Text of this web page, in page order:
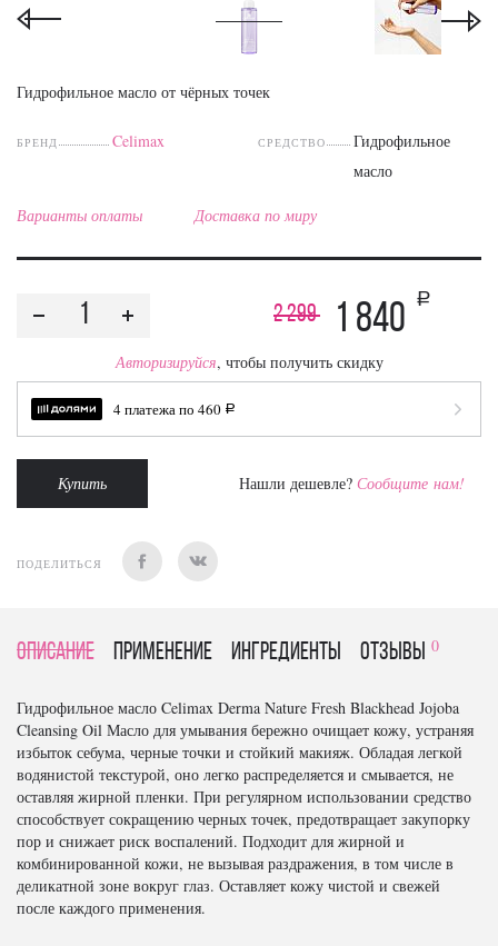
Гидрофильное масло от чёрных точек
БРЕНД Celimax СРЕДСТВО
Гидрофильное
масло
Варианты оплаты Доставка по миру
2 299 1 840
a
Авторизируйся, чтобы получить скидку
4 платежа по 460 a
Купить Нашли дешевле? Сообщите нам!
ПОДЕЛИТЬСЯ
Описание Применение Ингредиенты отзывы 0
Гидрофильное масло Celimax Derma Nature Fresh Blackhead Jojoba
Cleansing Oil Масло для умывания бережно очищает кожу, устраняя
избыток себума, черные точки и стойкий макияж. Обладая легкой
водянистой текстурой, оно легко распределяется и смывается, не
оставляя жирной пленки. При регулярном использовании средство
способствует сокращению черных точек, предотвращает закупорку
пор и снижает риск воспалений. Подходит для жирной и
комбинированной кожи, не вызывая раздражения, в том числе в
деликатной зоне вокруг глаз. Оставляет кожу чистой и свежей
после каждого применения.